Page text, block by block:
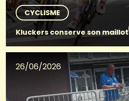
CYCLISME
Kluckers conserve son maillot
26/06/2026